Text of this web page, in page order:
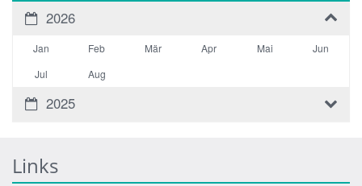
2026
Jan Feb Mär Apr Mai
Jun
Jul
Aug
2025
Links